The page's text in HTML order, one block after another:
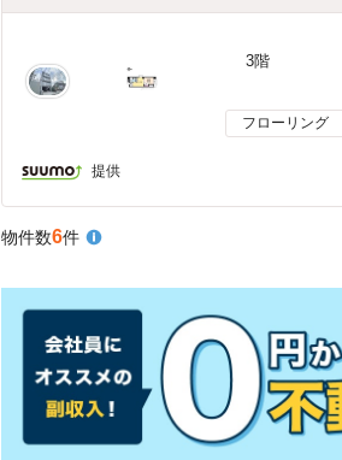
3階
フローリング
提供
物件数6件